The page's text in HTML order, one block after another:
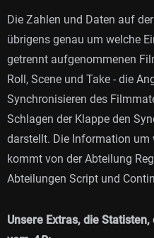
Die Zahlen und Daten auf
übrigens genau um welche
getrennt aufgenommenen
Roll, Scene und Take - die
Synchronisieren des
Schlagen der Klappe den
darstellt. Die Information um
kommt von der Abteilung
Abteilungen Script und
Unsere Extras, die